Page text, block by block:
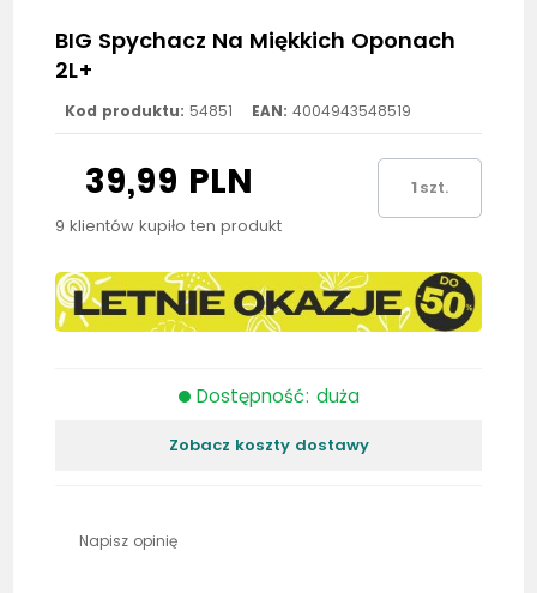
BIG Spychacz Na Miękkich Oponach
2L+
Kod produktu: 54851 EAN: 4004943548519
39,99 PLN
9 klientów kupiło ten produkt
szt.
Dostępność: duża
Zobacz koszty dostawy
Napisz opinię